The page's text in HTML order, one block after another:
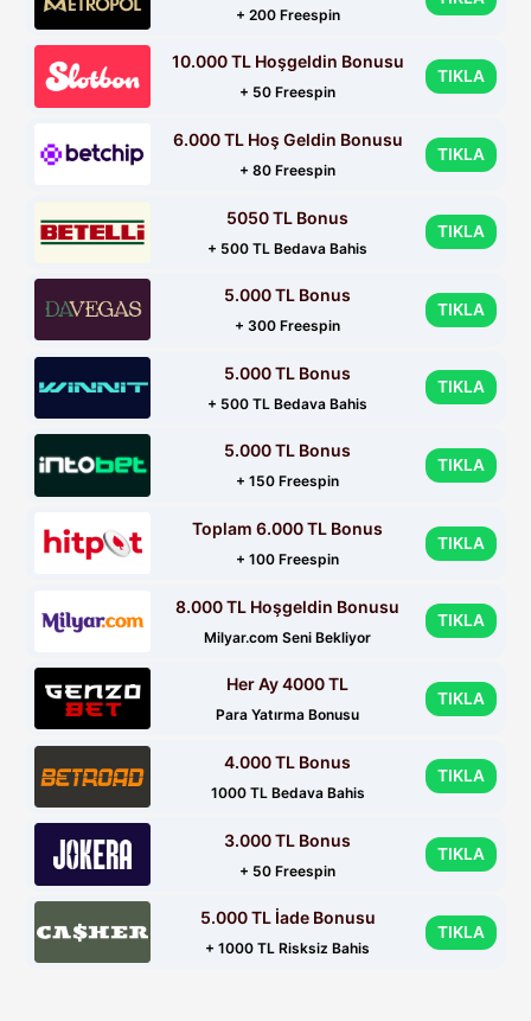
+ 200 Freespin
10.000 TL Hoşgeldin Bonusu
+ 50 Freespin
TIKLA
6.000 TL Hoş Geldin Bonusu
+ 80 Freespin
TIKLA
5050 TL Bonus
+ 500 TL Bedava Bahis
TIKLA
5.000 TL Bonus
+ 300 Freespin
TIKLA
5.000 TL Bonus
+ 500 TL Bedava Bahis
TIKLA
5.000 TL Bonus
+ 150 Freespin
TIKLA
Toplam 6.000 TL Bonus
+ 100 Freespin
TIKLA
8.000 TL Hoşgeldin Bonusu
Milyar.com Seni Bekliyor
TIKLA
Her Ay 4000 TL
Para Yatırma Bonusu
TIKLA
4.000 TL Bonus
1000 TL Bedava Bahis
TIKLA
3.000 TL Bonus
+ 50 Freespin
TIKLA
5.000 TL İade Bonusu
+ 1000 TL Risksiz Bahis
TIKLA